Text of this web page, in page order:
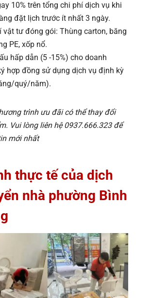
10% trên tổng chi phí dịch vụ khi
đặt lịch trước ít nhất 3 ngày.
vật tư đóng gói: Thùng carton, băng
PE, xốp nổ.
hấp dẫn (5 -15%) cho doanh
hợp đồng sử dụng dịch vụ định kỳ
quý/năm).
trình ưu đãi có thể thay đổi
Vui lòng liên hệ 0937.666.323 để
mới nhất
thực tế của dịch
nhà phường Bình